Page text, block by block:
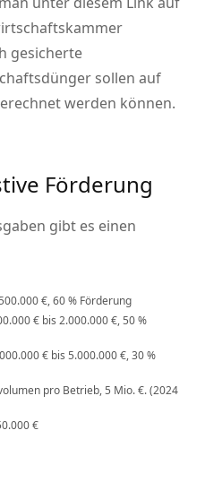
gesicherte
sollen auf
werden können.
Förderung
gibt es einen
€, 60 % Förderung
€ bis 2.000.000 €, 50 %
€ bis 5.000.000 €, 30 %
pro Betrieb, 5 Mio. €. (2024
€